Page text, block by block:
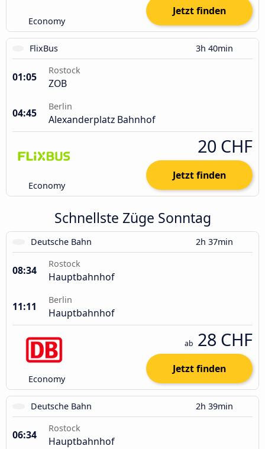
Economy
Jetzt finden
FlixBus 3h 40min
01:05
Rostock
ZOB
04:45
Berlin
Alexanderplatz Bahnhof
Economy
20 CHF
Jetzt finden
Schnellste Züge Sonntag
Deutsche Bahn 2h 37min
08:34
Rostock
Hauptbahnhof
11:11
Berlin
Hauptbahnhof
Economy
ab 28 CHF
Jetzt finden
Deutsche Bahn 2h 39min
06:34
Rostock
Hauptbahnhof